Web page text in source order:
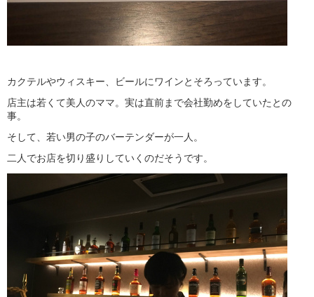
カクテルやウィスキー、ビールにワインとそろっています。
店主は若くて美人のママ。実は直前まで会社勤めをしていたとの
事。
そして、若い男の子のバーテンダーが一人。
二人でお店を切り盛りしていくのだそうです。